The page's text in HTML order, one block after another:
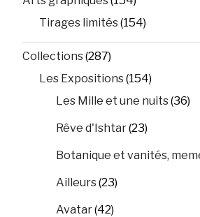
Tirages limités(154)
Collections(287)
Les Expositions(154)
Les Mille et une nuits(36)
Rêve d'Ishtar(23)
Botanique et vanités,
Ailleurs(23)
Avatar(42)